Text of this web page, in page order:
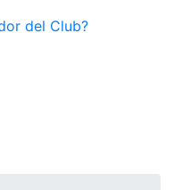
del Club?